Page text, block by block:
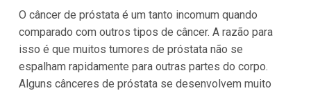
O câncer de próstata é um tanto incomum quando
comparado com outros tipos de câncer. A razão para
isso é que muitos tumores de próstata não se
espalham rapidamente para outras partes do corpo.
Alguns cânceres de próstata se desenvolvem muito